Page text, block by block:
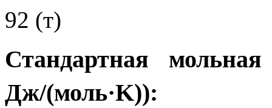
92 (т)
Стандартная
Дж/(моль·K)):